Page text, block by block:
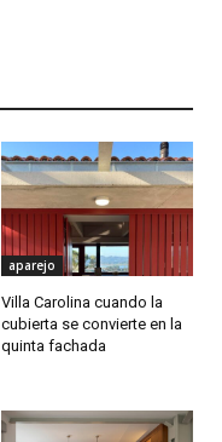
aparejo
Villa Carolina cuando la
cubierta se convierte en la
quinta fachada